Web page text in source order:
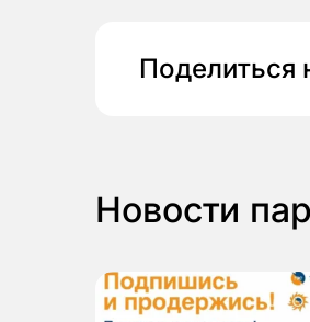
Поделиться
Новости